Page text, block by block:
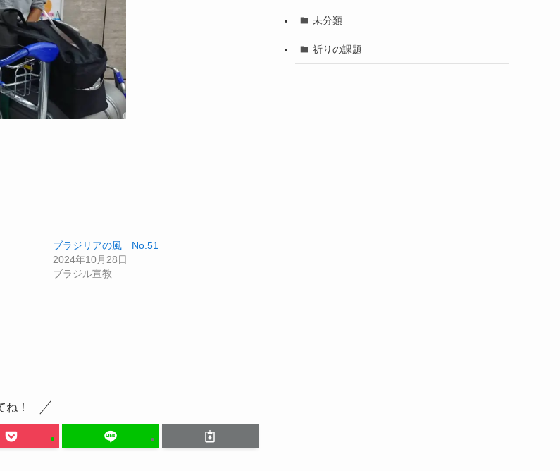
ブラジリアの風 No.51
2024年10月28日
ブラジル宣教
ね！
未分類
祈りの課題